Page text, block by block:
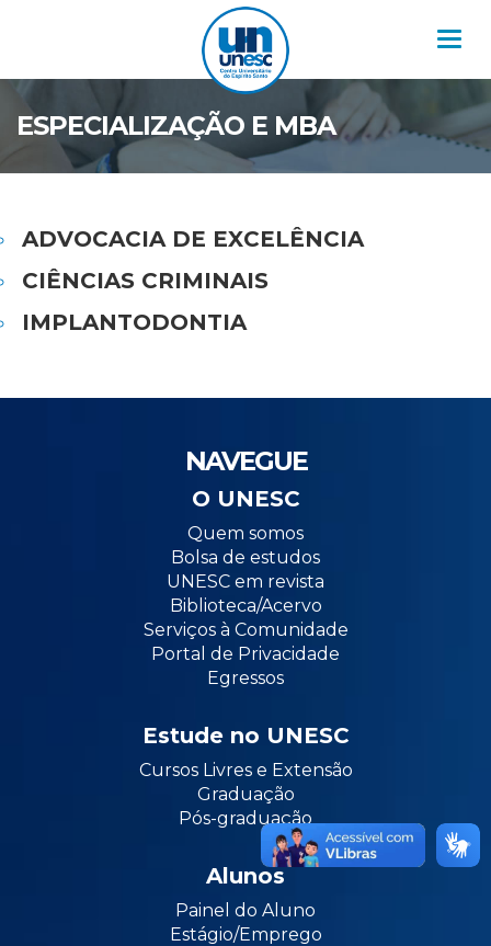
ESPECIALIZAÇÃO E MBA
ADVOCACIA DE EXCELÊNCIA
CIÊNCIAS CRIMINAIS
IMPLANTODONTIA
NAVEGUE
O UNESC
Quem somos
Bolsa de estudos
UNESC em revista
Biblioteca/Acervo
Serviços à Comunidade
Portal de Privacidade
Egressos
Estude no UNESC
Cursos Livres e Extensão
Graduação
Pós-graduação
Alunos
Painel do Aluno
Estágio/Emprego